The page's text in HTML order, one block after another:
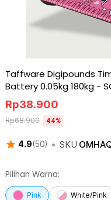
Taffware Digipounds
Battery 0.05kg 180kg -
4.9(50) • SKU
Rp38.900
Rp68.900 44%
Pilihan Warna:
Pink White/Pink